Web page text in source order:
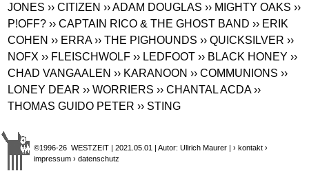
JONES ›› CITIZEN ›› ADAM DOUGLAS ›› MIGHTY OAKS ››
P!OFF? ›› CAPTAIN RICO & THE GHOST BAND ›› ERIK
COHEN ›› ERRA ›› THE PIGHOUNDS ›› QUICKSILVER ››
NOFX ›› FLEISCHWOLF›› LEDFOOT ›› BLACK HONEY ››
CHAD VANGAALEN ›› KARANOON ›› COMMUNIONS ››
LONEY DEAR ›› WORRIERS ›› CHANTAL ACDA ››
THOMAS GUIDO PETER ›› STING
©1996-26 WESTZEIT | 2021.05.01 | Autor: Ullrich Maurer |› kontakt ›
impressum › datenschutz